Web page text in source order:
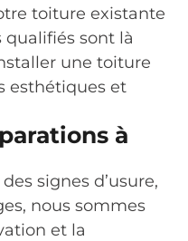
toiture existante
qualifiés sont là
une toiture
esthétiques et
à
signes d’usure,
nous sommes
et la